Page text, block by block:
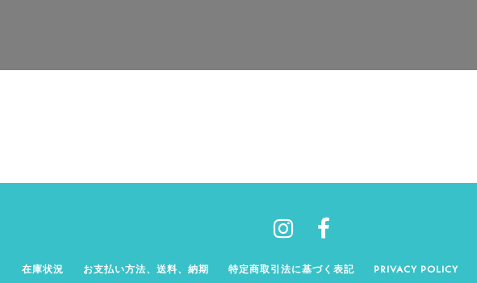
在庫状況 お支払い方法、送料、納期 特定商取引法に基づく表記 PRIVACY POLICY